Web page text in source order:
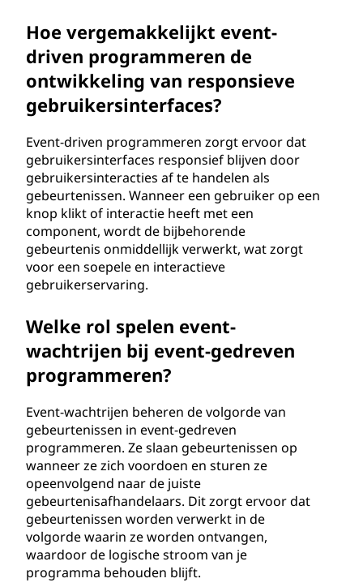
Hoe vergemakkelijkt event-
driven programmeren de
ontwikkeling van responsieve
gebruikersinterfaces?
Event-driven programmeren zorgt ervoor dat
gebruikersinterfaces responsief blijven door
gebruikersinteracties af te handelen als
gebeurtenissen. Wanneer een gebruiker op een
knop klikt of interactie heeft met een
component, wordt de bijbehorende
gebeurtenis onmiddellijk verwerkt, wat zorgt
voor een soepele en interactieve
gebruikerservaring.
Welke rol spelen event-
wachtrijen bij event-gedreven
programmeren?
Event-wachtrijen beheren de volgorde van
gebeurtenissen in event-gedreven
programmeren. Ze slaan gebeurtenissen op
wanneer ze zich voordoen en sturen ze
opeenvolgend naar de juiste
gebeurtenisafhandelaars. Dit zorgt ervoor dat
gebeurtenissen worden verwerkt in de
volgorde waarin ze worden ontvangen,
waardoor de logische stroom van je
programma behouden blijft.